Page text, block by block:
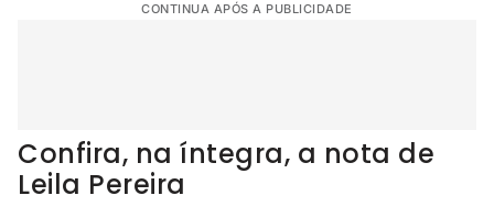
CONTINUA APÓS A PUBLICIDADE
Confira, na íntegra, a nota de
Leila Pereira